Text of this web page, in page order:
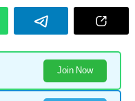
Join Now